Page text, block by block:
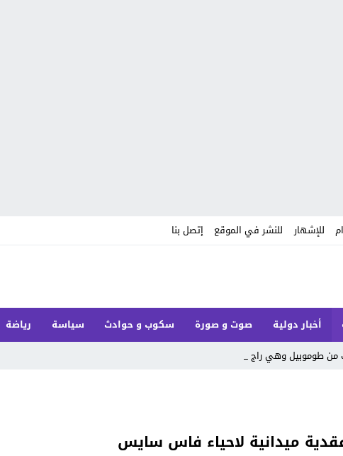
للإشهار للنشر في الموقع إتصل بنا
أخبار دولية صوت و صورة سكوب و حوادث سياسة رياضة
من طوموبيل وهي راجعة من _
ميدانية لاحياء فاس سايس